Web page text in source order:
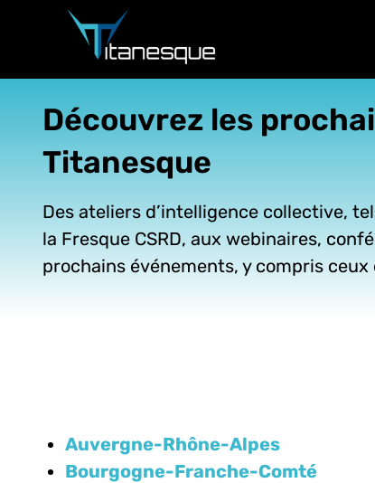
Découvrez les
Titanesque
Des ateliers d’intelligence collective,
la Fresque CSRD, aux webinaires,
prochains événements, y compris
Auvergne-Rhône-Alpes
Bourgogne-Franche-Comté